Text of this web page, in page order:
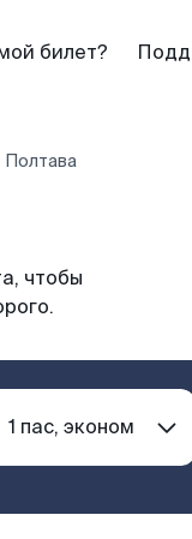
билет?
Полтава
чтобы